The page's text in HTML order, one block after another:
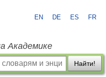
EN DE ES FR
Академике
Найти!